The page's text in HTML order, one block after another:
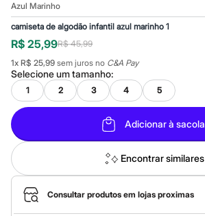
Até 60% off
A partir de 60% off
Feminino
Em alta
Inverno
Alfaiataria
Novidades
Roupas
Blusas e Camisetas
Básicos
Calças
Casacos e Jaquetas
Jeans
Macacões
Saias
Shorts e Bermudas
Vestidos
Azul Marinho
camiseta de algodão infantil azul marinho 1
R$ 25,99R$ 45,99
1x R$ 25,99 sem juros no C&A Pay
Selecione umtamanho:
1 2 3 4 5
Adicionar à sacola
Encontrar similares
Consultar produtos em lojas proximas